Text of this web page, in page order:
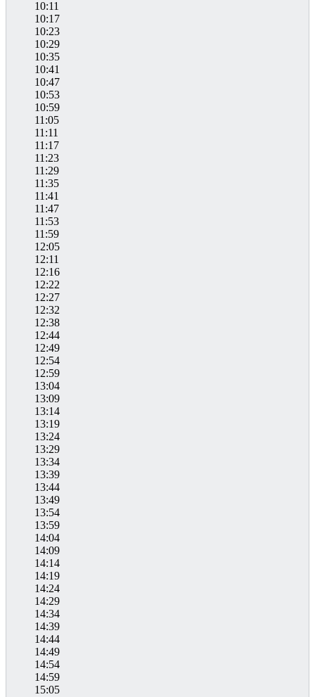
10:11
10:17
10:23
10:29
10:35
10:41
10:47
10:53
10:59
11:05
11:11
11:17
11:23
11:29
11:35
11:41
11:47
11:53
11:59
12:05
12:11
12:16
12:22
12:27
12:32
12:38
12:44
12:49
12:54
12:59
13:04
13:09
13:14
13:19
13:24
13:29
13:34
13:39
13:44
13:49
13:54
13:59
14:04
14:09
14:14
14:19
14:24
14:29
14:34
14:39
14:44
14:49
14:54
14:59
15:05